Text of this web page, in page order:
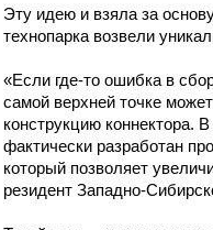
Эту идею и взяла за
технопарка возвели
«Если где-то ошибка в
самой верхней точке
конструкцию коннектора.
фактически разработан
который позволяет
резидент Западно-